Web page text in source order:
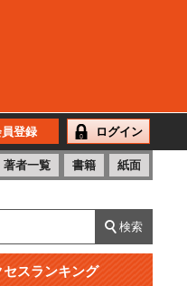
登録 ログイン
著者一覧 書籍 紙面
スランキング